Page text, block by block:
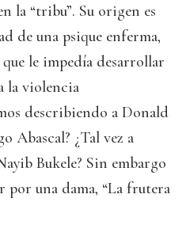
la “tribu”. Su origen es
de una psique enferma,
le impedía desarrollar
la violencia
describiendo a Donald
Abascal? ¿Tal vez a
Bukele? Sin embargo
por una dama, “La frutera